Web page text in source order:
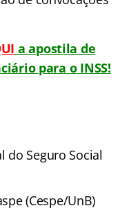
a apostila de
para o INSS!
do Seguro Social
(Cespe/UnB)